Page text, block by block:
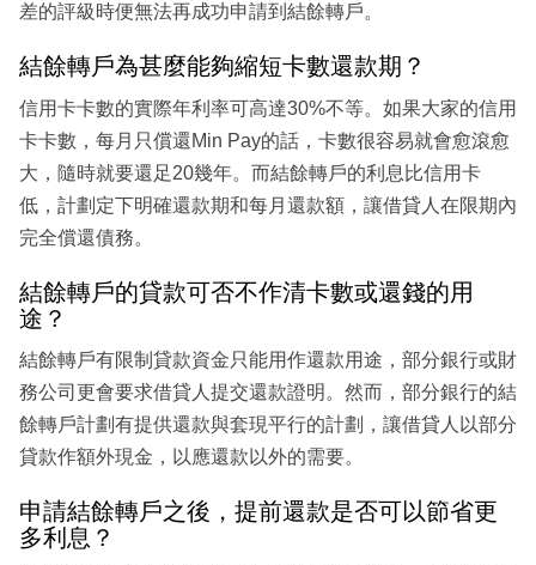
差的評級時便無法再成功申請到結餘轉戶。
結餘轉戶為甚麼能夠縮短卡數還款期？
信用卡卡數的實際年利率可高達30%不等。如果大家的信用
卡卡數，每月只償還Min Pay的話，卡數很容易就會愈滾愈
大，隨時就要還足20幾年。而結餘轉戶的利息比信用卡
低，計劃定下明確還款期和每月還款額，讓借貸人在限期內
完全償還債務。
結餘轉戶的貸款可否不作清卡數或還錢的用
途？
結餘轉戶有限制貸款資金只能用作還款用途，部分銀行或財
務公司更會要求借貸人提交還款證明。然而，部分銀行的結
餘轉戶計劃有提供還款與套現平行的計劃，讓借貸人以部分
貸款作額外現金，以應還款以外的需要。
申請結餘轉戶之後，提前還款是否可以節省更
多利息？